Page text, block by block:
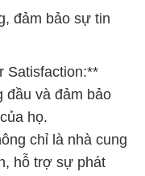
đảm bảo sự tin
Satisfaction:**
đầu và đảm bảo
họ.
chỉ là nhà cung
hỗ trợ sự phát